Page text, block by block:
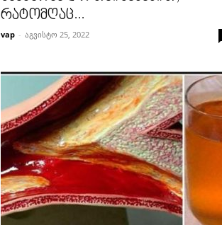
რატომღაც...
vap - აგვისტო 25, 2022